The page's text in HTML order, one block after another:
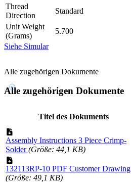
Thread
Direction
Standard
Unit Weight
(Grams)
5.700
Siehe Simular
Alle zugehörigen Dokumente
Alle zugehörigen Dokumente
Titel des Dokuments
Assembly Instructions 3 Piece Crimp-
Solder(Größe: 44,1 KB)
132113RP-10 PDF Customer Drawing
(Größe: 49,1 KB)